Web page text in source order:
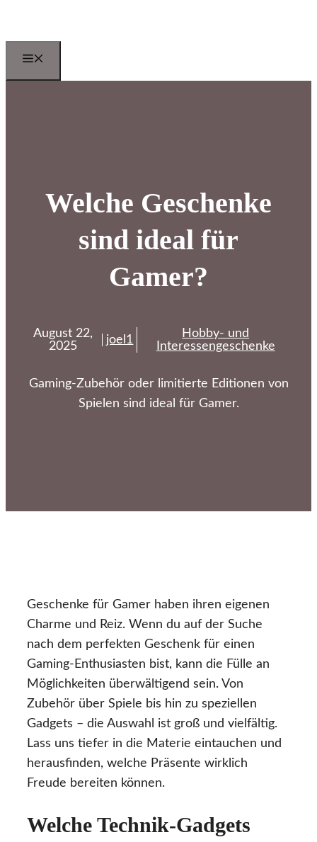
springen
Welche Geschenke
sind ideal für
Gamer?
August 22,
2025
joel1
Hobby- und
Interessengeschenke
Gaming-Zubehör oder limitierte Editionen von
Spielen sind ideal für Gamer.
Geschenke für Gamer haben ihren eigenen
Charme und Reiz. Wenn du auf der Suche
nach dem perfekten Geschenk für einen
Gaming-Enthusiasten bist, kann die Fülle an
Möglichkeiten überwältigend sein. Von
Zubehör über Spiele bis hin zu speziellen
Gadgets – die Auswahl ist groß und vielfältig.
Lass uns tiefer in die Materie eintauchen und
herausfinden, welche Präsente wirklich
Freude bereiten können.
Welche Technik-Gadgets